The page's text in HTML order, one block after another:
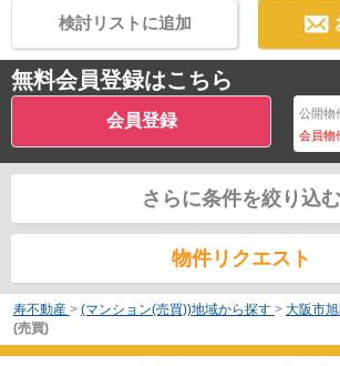
検討リストに追加
無料会員登録はこちら
会員登録 公開物
会員物
さらに条件を絞り込む
物件リクエスト
寿不動産 > (マンション(売買))地域から探す > 大阪市
(売買)